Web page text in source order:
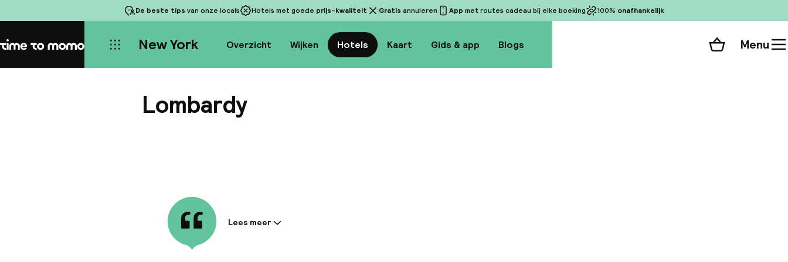
De beste tips van onze locals Hotels met goede prijs-kwaliteit Gratis annuleren App met routes cadeau bij elke boeking 100% onafhankelijk
Home New York Overzicht Wijken Hotels Kaart Gids & app Blogs Winkelmand
Menu
Lombardy
Informatie gedeeld door de accommodatie:
Lees meer